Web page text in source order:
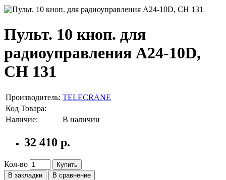
Пульт. 10 кноп. для
радиоуправления А24-10D,
СН 131
Производитель: TELECRANE
Код Товара:
Наличие:
В наличии
32 410 р.
Кол-во
Купить
В закладки
В сравнение